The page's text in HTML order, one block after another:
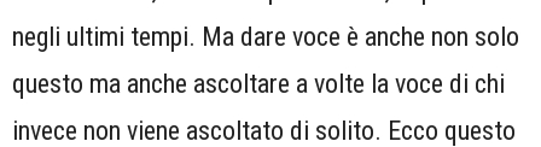
negli ultimi tempi. Ma dare voce è anche non solo
questo ma anche ascoltare a volte la voce di chi
invece non viene ascoltato di solito. Ecco questo